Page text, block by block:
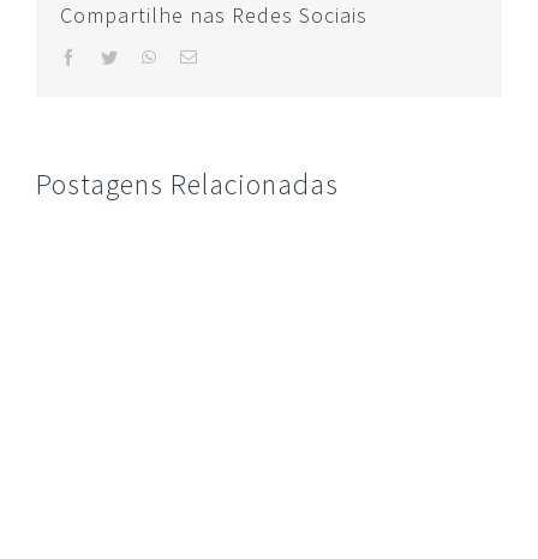
Compartilhe nas Redes Sociais
facebooktwitterwhatsapp
Postagens Relacionadas